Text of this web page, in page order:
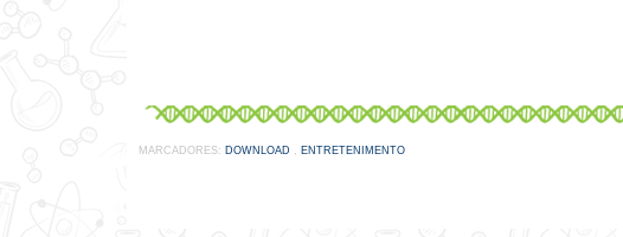
MARCADORES: DOWNLOAD , ENTRETENIMENTO